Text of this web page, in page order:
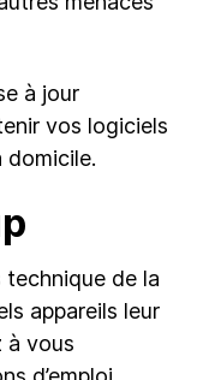
à jour
vos logiciels
domicile.
de la
appareils leur
à vous